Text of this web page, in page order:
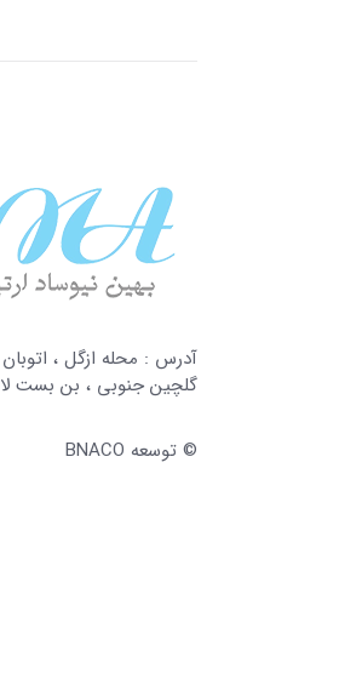
آدرس : محله ازگل ،
گلچین جنوبی ، بن بست لاله
© توسعه BNACO